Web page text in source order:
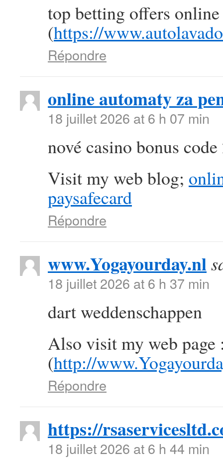
top betting offers online
(https://
Répondre
online automaty za
18 juillet 2026 at 6 h 07 min
nové casino bonus
Visit my web blog;
paysafecard
Répondre
www.Yogayourday.nl
18 juillet 2026 at 6 h 37 min
dart weddenschappen
Also visit my web page
(http://
Répondre
https://
18 juillet 2026 at 6 h 44 min